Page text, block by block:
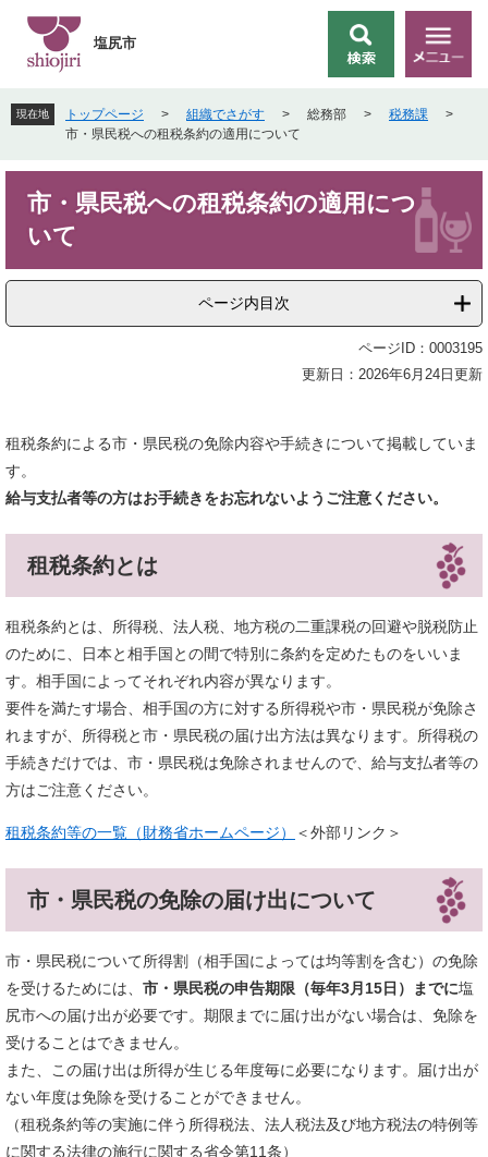
先
頭
す
を
飛
し
索
メ
ニ
ー
塩尻市
現在地 トップページ > 組織でさがす > 総務部 > 税務課
>
市・県民税への租税条約の適用について
市・県民税への租税条約の適用につ
いて
ページ内目次
ページID：0003195
更新日：2026年6月24日更新
租税条約による市・県民税の免除内容や手続きについて掲載していま
す。
給与支払者等の方はお手続きをお忘れないようご注意ください。
租税条約とは
租税条約とは、所得税、法人税、地方税の二重課税の回避や脱税防止
のために、日本と相手国との間で特別に条約を定めたものをいいま
す。相手国によってそれぞれ内容が異なります。
要件を満たす場合、相手国の方に対する所得税や市・県民税が免除さ
れますが、所得税と市・県民税の届け出方法は異なります。所得税の
手続きだけでは、市・県民税は免除されませんので、給与支払者等の
方はご注意ください。
租税条約等の一覧（財務省ホームページ） ＜外部リンク＞
市・県民税の免除の届け出について
市・県民税について所得割（相手国によっては均等割を含む）の免除
を受けるためには、 市・県民税の申告期限（毎年3月15日）までに塩
尻市への届け出が必要です。期限までに届け出がない場合は、免除を
受けることはできません。
また、この届け出は所得が生じる年度毎に必要になります。届け出が
ない年度は免除を受けることができません。
（租税条約等の実施に伴う所得税法、法人税法及び地方税法の特例等
に関する法律の施行に関する省令第11条）